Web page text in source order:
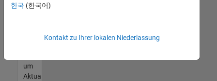
werden
unseres
um
Aktualisierungen
한국 (한국어)
Kontakt zu Ihrer lokalen Niederlassung